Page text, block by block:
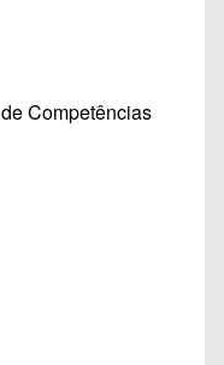
Competências